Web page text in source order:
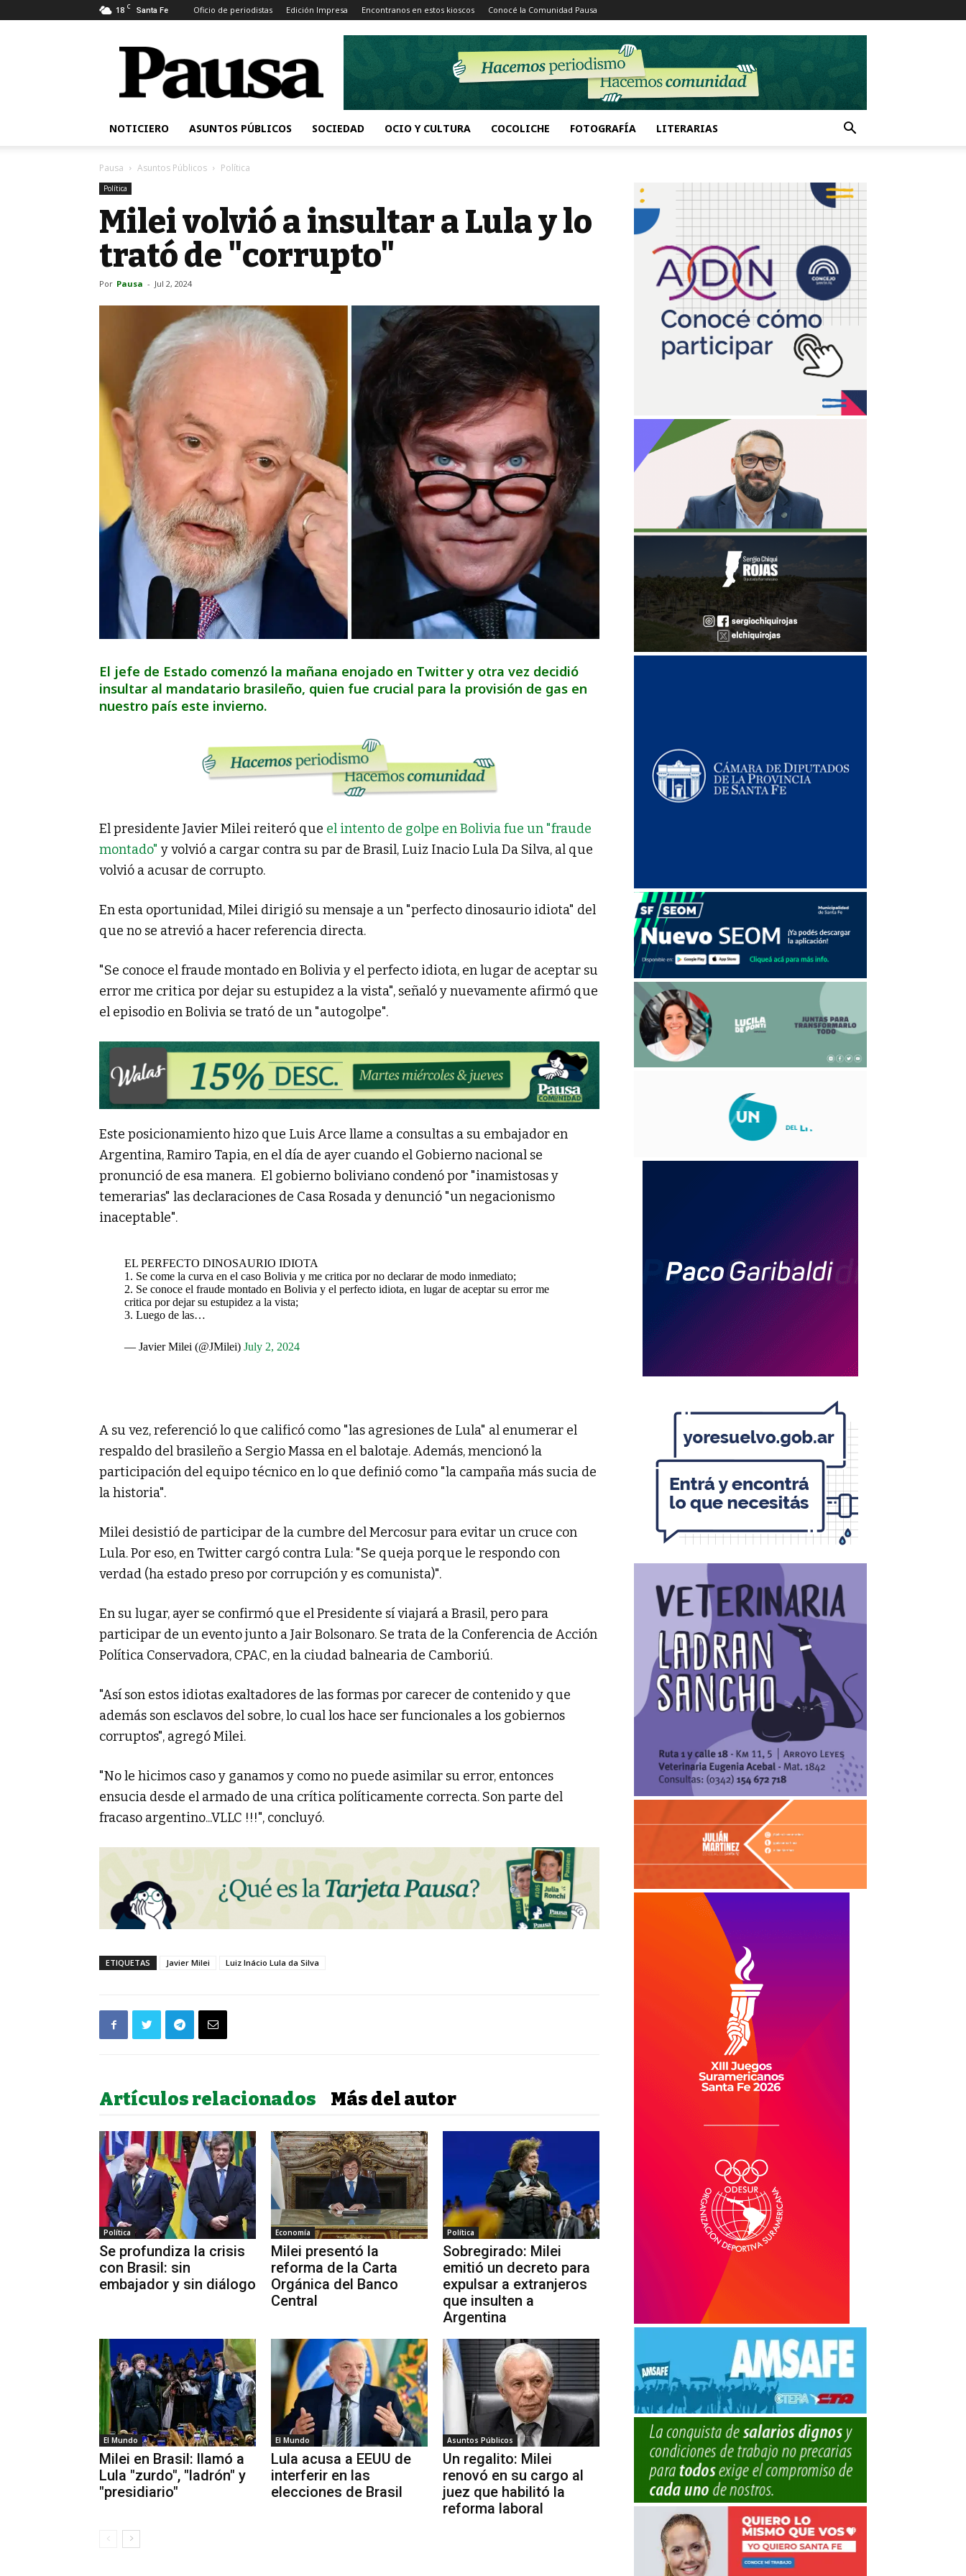
18 C Santa Fe Oficio de periodistas Edición Impresa Encontranos en estos kioscos Conocé la Comunidad Pausa
Pausa
NOTICIERO ASUNTOS PÚBLICOS SOCIEDAD OCIO Y CULTURA COCOLICHE FOTOGRAFÍA LITERARIAS
Pausa Asuntos Públicos Política
Política
Milei volvió a insultar a Lula y lo
trató de "corrupto"
Por Pausa - Jul 2, 2024
El jefe de Estado comenzó la mañana enojado en Twitter y otra vez decidió
insultar al mandatario brasileño, quien fue crucial para la provisión de gas en
nuestro país este invierno.
El presidente Javier Milei reiteró que el intento de golpe en Bolivia fue un "fraude
montado" y volvió a cargar contra su par de Brasil, Luiz Inacio Lula Da Silva, al que
volvió a acusar de corrupto.
En esta oportunidad, Milei dirigió su mensaje a un "perfecto dinosaurio idiota" del
que no se atrevió a hacer referencia directa.
"Se conoce el fraude montado en Bolivia y el perfecto idiota, en lugar de aceptar su
error me critica por dejar su estupidez a la vista", señaló y nuevamente afirmó que
el episodio en Bolivia se trató de un "autogolpe".
Este posicionamiento hizo que Luis Arce llame a consultas a su embajador en
Argentina, Ramiro Tapia, en el día de ayer cuando el Gobierno nacional se
pronunció de esa manera. El gobierno boliviano condenó por "inamistosas y
temerarias" las declaraciones de Casa Rosada y denunció "un negacionismo
inaceptable".
EL PERFECTO DINOSAURIO IDIOTA
1. Se come la curva en el caso Bolivia y me critica por no declarar de modo inmediato;
2. Se conoce el fraude montado en Bolivia y el perfecto idiota, en lugar de aceptar su error me
critica por dejar su estupidez a la vista;
3. Luego de las…
— Javier Milei (@JMilei) July 2, 2024
A su vez, referenció lo que calificó como "las agresiones de Lula" al enumerar el
respaldo del brasileño a Sergio Massa en el balotaje. Además, mencionó la
participación del equipo técnico en lo que definió como "la campaña más sucia de
la historia".
Milei desistió de participar de la cumbre del Mercosur para evitar un cruce con
Lula. Por eso, en Twitter cargó contra Lula: "Se queja porque le respondo con
verdad (ha estado preso por corrupción y es comunista)".
En su lugar, ayer se confirmó que el Presidente sí viajará a Brasil, pero para
participar de un evento junto a Jair Bolsonaro. Se trata de la Conferencia de Acción
Política Conservadora, CPAC, en la ciudad balnearia de Camboriú.
"Así son estos idiotas exaltadores de las formas por carecer de contenido y que
además son esclavos del sobre, lo cual los hace ser funcionales a los gobiernos
corruptos", agregó Milei.
"No le hicimos caso y ganamos y como no puede asimilar su error, entonces
ensucia desde el armado de una crítica políticamente correcta. Son parte del
fracaso argentino...VLLC !!!", concluyó.
ETIQUETAS Javier Milei Luiz Inácio Lula da Silva
Artículos relacionados Más del autor
Política
Se profundiza la crisis
con Brasil: sin
embajador y sin diálogo
Economía
Milei presentó la
reforma de la Carta
Orgánica del Banco
Central
Política
Sobregirado: Milei
emitió un decreto para
expulsar a extranjeros
que insulten a
Argentina
El Mundo
Milei en Brasil: llamó a
Lula "zurdo", "ladrón" y
"presidiario"
El Mundo
Lula acusa a EEUU de
interferir en las
elecciones de Brasil
Asuntos Públicos
Un regalito: Milei
renovó en su cargo al
juez que habilitó la
reforma laboral